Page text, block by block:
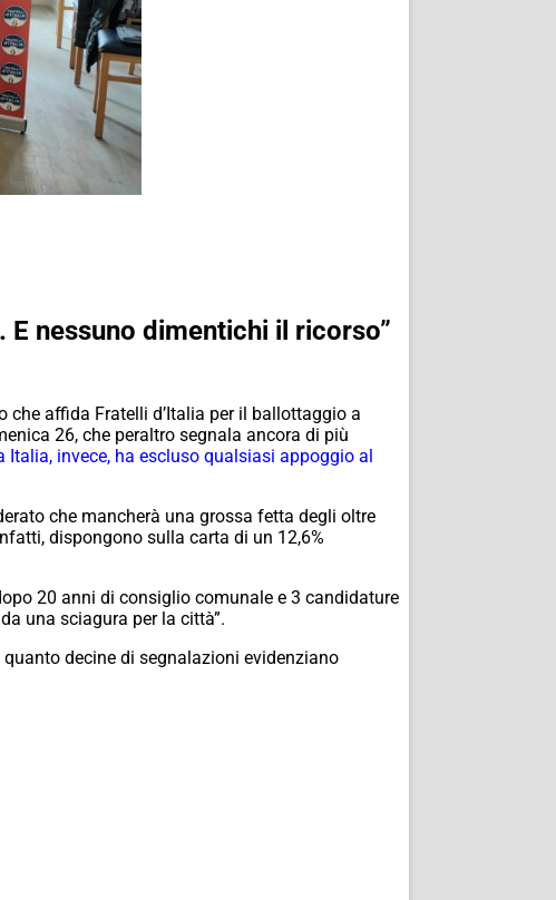
nessuno dimentichi il ricorso”
che affida Fratelli d’Italia per il ballottaggio a
26, che peraltro segnala ancora di più
Italia, invece, ha escluso qualsiasi appoggio al
che mancherà una grossa fetta degli oltre
dispongono sulla carta di un 12,6%
20 anni di consiglio comunale e 3 candidature
una sciagura per la città”.
decine di segnalazioni evidenziano